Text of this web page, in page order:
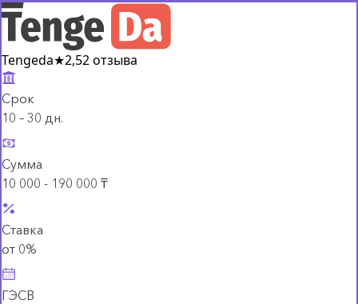
Tengeda★2,52 отзыва
Срок
10 – 30 дн.
Сумма
10 000 - 190 000 ₸
Ставка
от 0%
ГЭСВ